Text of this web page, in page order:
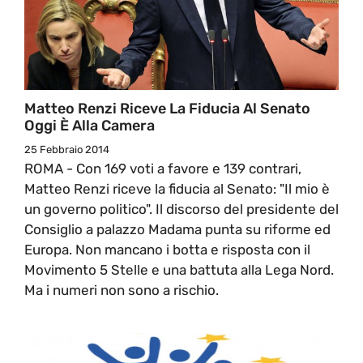
Matteo Renzi Riceve La Fiducia Al Senato
Oggi È Alla Camera
25 Febbraio 2014
ROMA - Con 169 voti a favore e 139 contrari,
Matteo Renzi riceve la fiducia al Senato: "Il mio è
un governo politico". Il discorso del presidente del
Consiglio a palazzo Madama punta su riforme ed
Europa. Non mancano i botta e risposta con il
Movimento 5 Stelle e una battuta alla Lega Nord.
Ma i numeri non sono a rischio.